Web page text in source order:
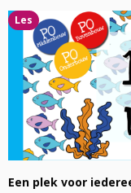
meer
over
Les
Een plek voor